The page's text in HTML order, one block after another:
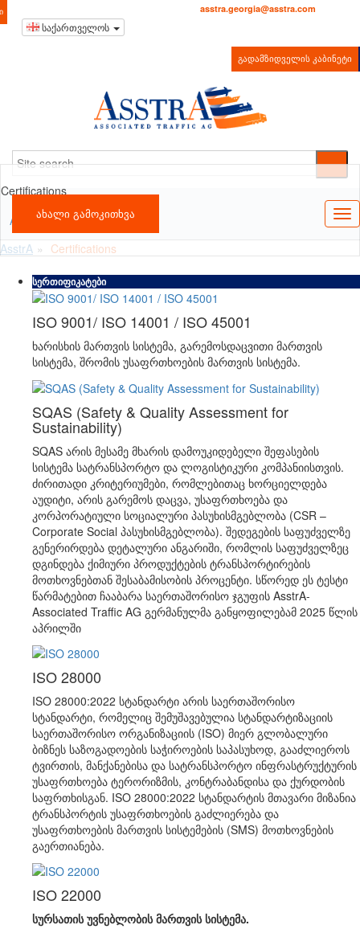
asstra.georgia@asstra.com
საქართველოს
ᲒᲐᲓᲐᲛᲖᲘᲓᲕᲔᲚᲘᲡ ᲙᲐᲑᲘᲜᲔᲢᲘ
ᲐᲮᲐᲚᲘ ᲒᲐᲛᲝᲙᲘᲗᲮᲕᲐ
AsstrA Certifications
Certifications
AsstrA
სერთიფიკატები
ISO 9001/ ISO 14001 / ISO 45001
ხარისხის მართვის სისტემა, გარემოსდაცვითი მართვის
სისტემა, შრომის უსაფრთხოების მართვის სისტემა.
SQAS (Safety & Quality Assessment for
Sustainability)
SQAS არის მესამე მხარის დამოუკიდებელი შეფასების
სისტემა სატრანსპორტო და ლოგისტიკური კომპანიისთვის.
ძირითადი კრიტერიუმები, რომლებითაც ხორციელდება
აუდიტი, არის გარემოს დაცვა, უსაფრთხოება და
კორპორატიული სოციალური პასუხისმგებლობა (CSR –
Corporate Social პასუხისმგებლობა). შედეგების საფუძველზე
გენერირდება დეტალური ანგარიში, რომლის საფუძველზეც
დგინდება ქიმიური პროდუქტების ტრანსპორტირების
მოთხოვნებთან შესაბამისობის პროცენტი. სწორედ ეს ტესტი
წარმატებით ჩააბარა საერთაშორისო ჯგუფის AsstrA-
Associated Traffic AG გერმანულმა განყოფილებამ 2025 წლის
აპრილში
ISO 28000
ISO 28000:2022 სტანდარტი არის საერთაშორისო
სტანდარტი, რომელიც შემუშავებულია სტანდარტიზაციის
საერთაშორისო ორგანიზაციის (ISO) მიერ გლობალური
ბიზნეს საზოგადოების საჭიროების საპასუხოდ, გააძლიეროს
ტვირთის, მანქანებისა და სატრანსპორტო ინფრასტრუქტურის
უსაფრთხოება ტერორიზმის, კონტრაბანდისა და ქურდობის
საფრთხისგან. ISO 28000:2022 სტანდარტის მთავარი მიზანია
ტრანსპორტის უსაფრთხოების გაძლიერება და
უსაფრთხოების მართვის სისტემების (SMS) მოთხოვნების
გაერთიანება.
ISO 22000
სურსათის უვნებლობის მართვის სისტემა.